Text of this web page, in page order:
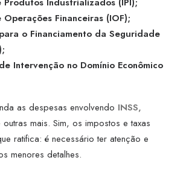
Operações Financeiras (IOF);
o Financiamento da Seguridade
Intervenção no Domínio Econômico
as despesas envolvendo INSS,
outras mais. Sim, os impostos e taxas
ratifica: é necessário ter atenção e
menores detalhes.